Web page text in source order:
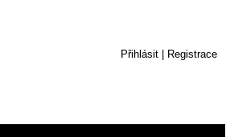
Přihlásit Registrace